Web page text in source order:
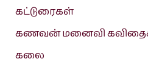
கட்டுரைகள்
கணவன் மனைவி
கலை